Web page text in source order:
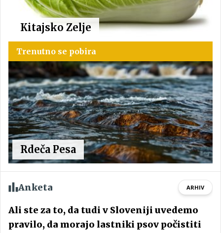
Kitajsko Zelje
Trenutno se pobira
Rdeča Pesa
Anketa ARHIV
Ali ste za to, da tudi v Sloveniji uvedemo
pravilo, da morajo lastniki psov počistiti